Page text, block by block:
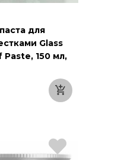
для
Glass
150 мл,